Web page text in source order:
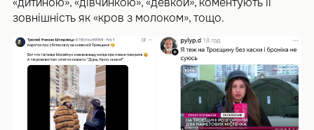
зовнішність як «кров з молоком», тощо.